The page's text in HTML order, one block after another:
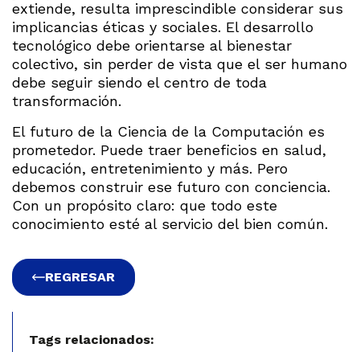
extiende, resulta imprescindible considerar sus
implicancias éticas y sociales. El desarrollo
tecnológico debe orientarse al bienestar
colectivo, sin perder de vista que el ser humano
debe seguir siendo el centro de toda
transformación.
El futuro de la Ciencia de la Computación es
prometedor. Puede traer beneficios en salud,
educación, entretenimiento y más. Pero
debemos construir ese futuro con conciencia.
Con un propósito claro: que todo este
conocimiento esté al servicio del bien común.
REGRESAR
Tags relacionados: